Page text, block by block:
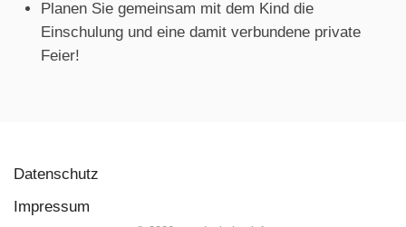
Planen Sie gemeinsam mit dem Kind die
Einschulung und eine damit verbundene private
Feier!
Datenschutz
Impressum